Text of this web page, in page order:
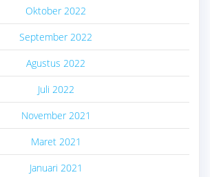
Oktober 2022
September 2022
Agustus 2022
Juli 2022
November 2021
Maret 2021
Januari 2021